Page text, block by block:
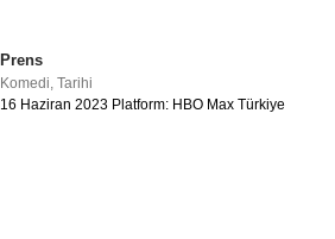
Prens
Komedi,Tarihi
16 Haziran 2023 Platform: HBO Max Türkiye